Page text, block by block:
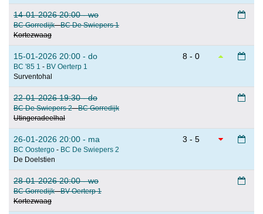
14-01-2026 20:00 - wo
BC Gorredijk-BC De Swiepers 1
Kortezwaag
15-01-2026 20:00 - do
BC '85 1 - BV Oerterp 1
Surventohal
8 - 0
22-01-2026 19:30 - do
BC De Swiepers 2-BC Gorredijk
Utingeradeelhal
26-01-2026 20:00 - ma
BC Oostergo - BC De Swiepers 2
De Doelstien
3 - 5
28-01-2026 20:00 - wo
BC Gorredijk-BV Oerterp 1
Kortezwaag